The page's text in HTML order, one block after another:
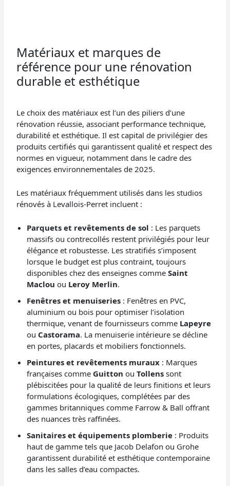
Matériaux et marques de
référence pour une rénovation
durable et esthétique
Le choix des matériaux est l’un des piliers d’une
rénovation réussie, associant performance technique,
durabilité et esthétique. Il est capital de privilégier des
produits certifiés qui garantissent qualité et respect des
normes en vigueur, notamment dans le cadre des
exigences environnementales de 2025.
Les matériaux fréquemment utilisés dans les studios
rénovés à Levallois-Perret incluent :
Parquets et revêtements de sol : Les parquets
massifs ou contrecollés restent privilégiés pour leur
élégance et robustesse. Les stratifiés s’imposent
lorsque le budget est plus contraint, toujours
disponibles chez des enseignes commeSaint
Maclou ou Leroy Merlin.
Fenêtres et menuiseries : Fenêtres en PVC,
aluminium ou bois pour optimiser l’isolation
thermique, venant de fournisseurs comme Lapeyre
ou Castorama. La menuiserie intérieure se décline
en portes, placards et mobiliers fonctionnels.
Peintures et revêtements muraux : Marques
françaises comme Guitton ouTollens sont
plébiscitées pour la qualité de leurs finitions et leurs
formulations écologiques, complétées par des
gammes britanniques comme Farrow & Ball offrant
des nuances très raffinées.
Sanitaires et équipements plomberie : Produits
haut de gamme tels que Jacob Delafon ou Grohe
garantissent durabilité et esthétique contemporaine
dans les salles d’eau compactes.